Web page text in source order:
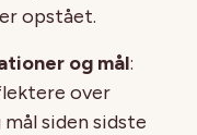
opstået.
og mål:
over
siden sidste